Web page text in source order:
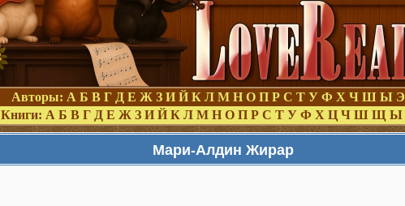
Авторы: А Б В Г Д Е Ж З И Й К Л М Н О П Р С Т У Ф Х Ч Ш Ы Э
Книги: А Б В Г Д Е Ж З И Й К Л М Н О П Р С Т У Ф Х Ц Ч Ш Щ Ы
Мари-Алдин Жирар